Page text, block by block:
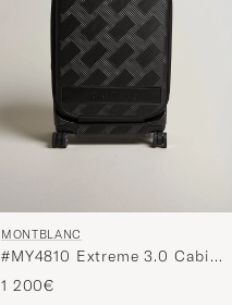
MONTBLANC
#MY4810 Extreme 3.0 Cabin
with Pocket Black
1 200€